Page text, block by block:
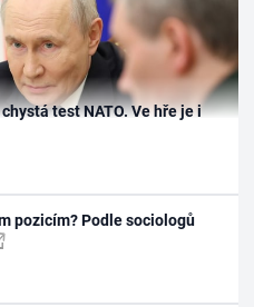
test NATO. Ve hře je i
pozicím? Podle sociologů